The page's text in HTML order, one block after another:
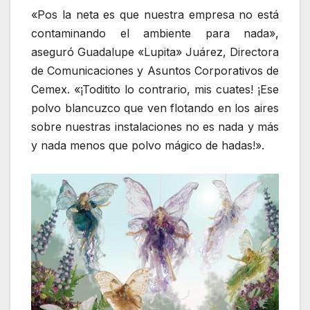
«Pos la neta es que nuestra empresa no está
contaminando el ambiente para nada»,
aseguró Guadalupe «Lupita» Juárez, Directora
de Comunicaciones y Asuntos Corporativos de
Cemex. «¡Toditito lo contrario, mis cuates! ¡Ese
polvo blancuzco que ven flotando en los aires
sobre nuestras instalaciones no es nada y más
y nada menos que polvo mágico de hadas!».